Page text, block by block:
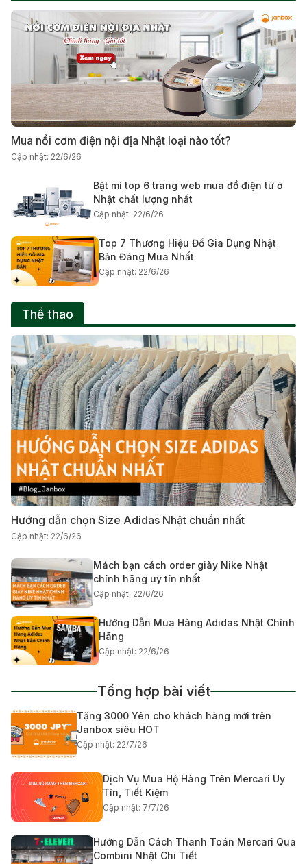
Mua nồi cơm điện nội địa Nhật loại nào tốt?
Cập nhật: 22/6/26
Bật mí top 6 trang web mua đồ điện tử ở
Nhật chất lượng nhất
Cập nhật: 22/6/26
Top 7 Thương Hiệu Đồ Gia Dụng Nhật
Bản Đáng Mua Nhất
Cập nhật: 22/6/26
Thể thao
Hướng dẫn chọn Size Adidas Nhật chuẩn nhất
Cập nhật: 22/6/26
Mách bạn cách order giày Nike Nhật
chính hãng uy tín nhất
Cập nhật: 22/6/26
Hướng Dẫn Mua Hàng Adidas Nhật Chính
Hãng
Cập nhật: 22/6/26
Tổng hợp bài viết
Tặng 3000 Yên cho khách hàng mới trên
Janbox siêu HOT
Cập nhật: 22/7/26
Dịch Vụ Mua Hộ Hàng Trên Mercari Uy
Tín, Tiết Kiệm
Cập nhật: 7/7/26
Hướng Dẫn Cách Thanh Toán Mercari Qua
Combini Nhật Chi Tiết